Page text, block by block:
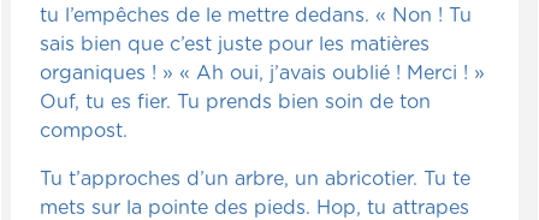
tu l’empêches de le mettre dedans. « Non ! Tu
sais bien que c’est juste pour les matières
organiques ! » « Ah oui, j’avais oublié ! Merci ! »
Ouf, tu es fier. Tu prends bien soin de ton
compost.
Tu t’approches d’un arbre, un abricotier. Tu te
mets sur la pointe des pieds. Hop, tu attrapes